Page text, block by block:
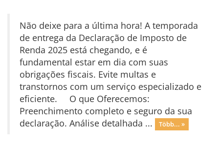
Não deixe para a última hora! A temporada
de entrega da Declaração de Imposto de
Renda 2025 está chegando, e é
fundamental estar em dia com suas
obrigações fiscais. Evite multas e
transtornos com um serviço especializado e
eficiente. O que Oferecemos:
Preenchimento completo e seguro da sua
declaração. Análise detalhada ...
Több... »